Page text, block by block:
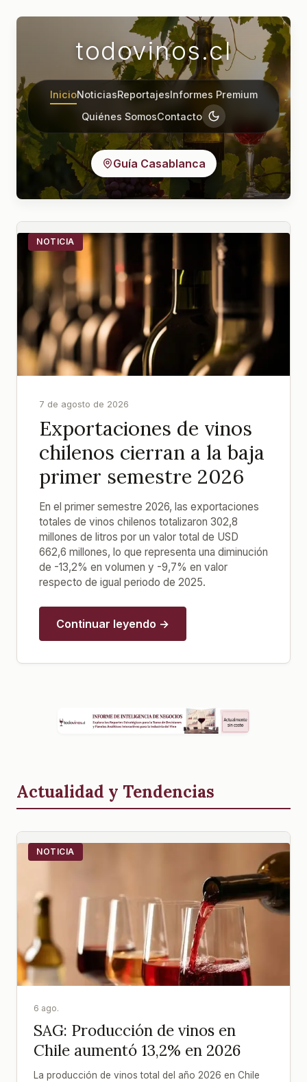
todovinos.cl
InicioNoticiasReportajesInformes Premium
Quiénes SomosContacto
Guía Casablanca
NOTICIA
7 de agosto de 2026
Exportaciones de vinos
chilenos cierran a la baja
primer semestre 2026
En el primer semestre 2026, las exportaciones
totales de vinos chilenos totalizaron 302,8
millones de litros por un valor total de USD
662,6 millones, lo que representa una diminución
de -13,2% en volumen y -9,7% en valor
respecto de igual periodo de 2025.
Continuar leyendo →
Actualidad y Tendencias
NOTICIA
6 ago.
SAG: Producción de vinos en
Chile aumentó 13,2% en 2026
La producción de vinos total del año 2026 en Chile